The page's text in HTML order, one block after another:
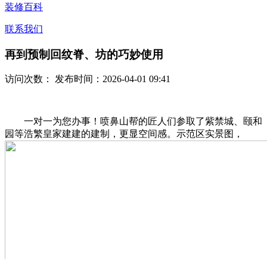
装修百科
联系我们
再到预制回纹脊、坊的巧妙使用
访问次数： 发布时间：2026-04-01 09:41
一对一为您办事！喷鼻山帮的匠人们参取了紫禁城、颐和
园等浩繁皇家建建的建制，更显空间感。示范区实景图，